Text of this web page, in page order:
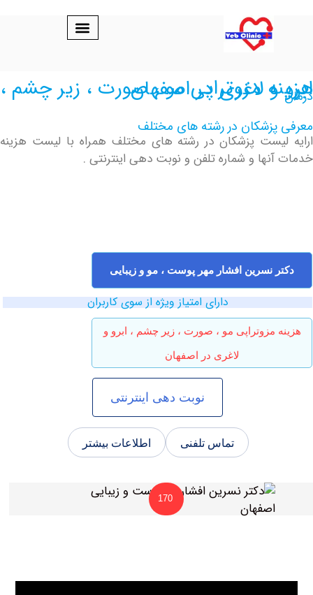
مو ، صورت ، زیر چشم ، ابرو و لاغری در اصفهان
در رشته های مختلف
پزشکان در رشته های مختلف همراه با لیست هزینه
و شماره تلفن و نوبت دهی اینترنتی .
نسرین افشار مهر پوست ، مو و زیبایی
دارای امتیاز ویژه از سوی کاربران
مزوتراپی مو ، صورت ، زیر چشم ، ابرو و
لاغری در اصفهان
نوبت دهی اینترنتی
تماس تلفنی اطلاعات بیشتر